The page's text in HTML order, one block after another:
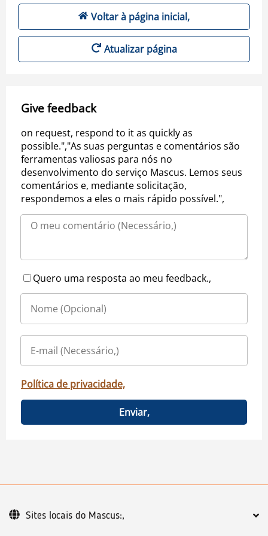
Voltar à página inicial,
Atualizar página
Give feedback
on request, respond to it as quickly as
possible.","As suas perguntas e comentários são
ferramentas valiosas para nós no
desenvolvimento do serviço Mascus. Lemos seus
comentários e, mediante solicitação,
respondemos a eles o mais rápido possível.",
Quero uma resposta ao meu feedback.,
Política de privacidade,
Enviar,
Sites locais do Mascus:,